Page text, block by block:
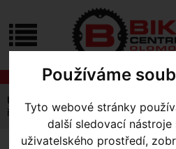
Používáme
Tyto webové stránky
další sledovací nástroje
uživatelského prostředí,
Úvodní strana
Vintage a Retro
řidítka Race Face Air Alloy vintage